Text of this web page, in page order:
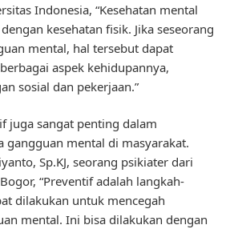
Indonesia, “Kesehatan mental
kesehatan fisik. Jika seseorang
mental, hal tersebut dapat
aspek kehidupannya,
sosial dan pekerjaan.”
juga sangat penting dalam
gangguan mental di masyarakat.
Sp.KJ, seorang psikiater dari
“Preventif adalah langkah-
dilakukan untuk mencegah
mental. Ini bisa dilakukan dengan